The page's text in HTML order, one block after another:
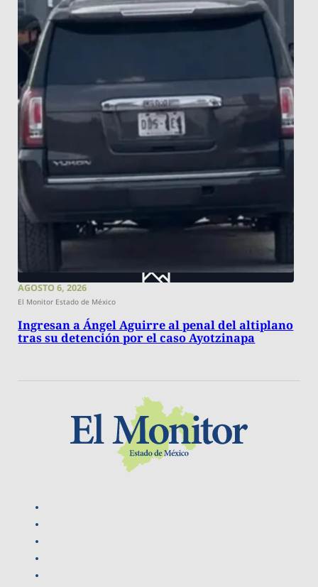
AGOSTO 6, 2026
El Monitor Estado de México
Ingresan a Ángel Aguirre al penal del altiplano
tras su detención por el caso Ayotzinapa